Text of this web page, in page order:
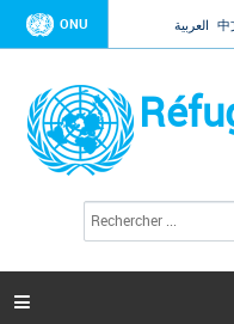
ONU العربية 中
c
